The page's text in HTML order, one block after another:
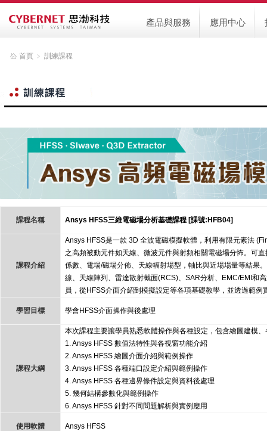
應用中心
產品與服務
首頁 ﹥ 訓練課程
課程名稱 Ansys HFSS三維電磁場分析基礎課程 [課號:HFB04]
課程介紹
Ansys HFSS是一款 3D 全波電磁模擬軟體，利用有限元素法
之高頻被動元件如天線、微波元件與射頻相關電磁場分怖。可
係數、電場/磁場分佈、天線輻射場型，軸比與近場場量等結果
線、天線陣列、雷達散射截面(RCS)、SAR分析、EMC/EMI和
員，從HFSS介面介紹到模擬設定等各項基礎教學，並透過範
學習目標 學會HFSS介面操作與後處理
課程大綱
本次課程主要讓學員熟悉軟體操作與各種設定，包含繪圖建模
1. Ansys HFSS 數值法特性與各視窗功能介紹
2. Ansys HFSS 繪圖介面介紹與範例操作
3. Ansys HFSS 各種端口設定介紹與範例操作
4. Ansys HFSS 各種邊界條件設定與資料後處理
5. 幾何結構參數化與範例操作
6. Ansys HFSS 針對不同問題解析與實例應用
使用軟體 Ansys HFSS